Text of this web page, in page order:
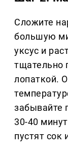
Сложите
большую
уксус и
тщательно
лопаткой.
забывайте
30-40
пустят